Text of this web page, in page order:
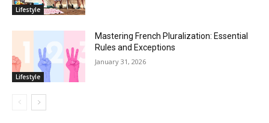
Lifestyle
Lifestyle
Mastering French Pluralization: Essential
Rules and Exceptions
January 31, 2026